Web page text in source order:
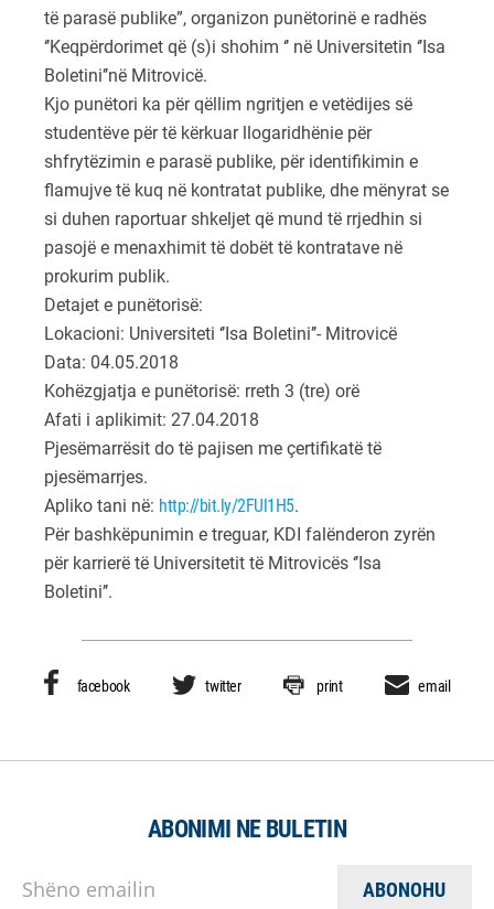
të parasë publike”, organizon punëtorinë e radhës
‘’Keqpërdorimet që (s)i shohim ‘’ në Universitetin ‘’Isa
Boletini’’në Mitrovicë.
Kjo punëtori ka për qëllim ngritjen e vetëdijes së
studentëve për të kërkuar llogaridhënie për
shfrytëzimin e parasë publike, për identifikimin e
flamujve të kuq në kontratat publike, dhe mënyrat se
si duhen raportuar shkeljet që mund të rrjedhin si
pasojë e menaxhimit të dobët të kontratave në
prokurim publik.
Detajet e punëtorisë:
Lokacioni: Universiteti ‘’Isa Boletini’’- Mitrovicë
Data: 04.05.2018
Kohëzgjatja e punëtorisë: rreth 3 (tre) orë
Afati i aplikimit: 27.04.2018
Pjesëmarrësit do të pajisen me çertifikatë të
pjesëmarrjes.
Apliko tani në: http://bit.ly/2FUl1H5.
Për bashkëpunimin e treguar, KDI falënderon zyrën
për karrierë të Universitetit të Mitrovicës ‘’Isa
Boletini’’.
facebook twitter print email
ABONIMI NE BULETIN
Shëno emailin